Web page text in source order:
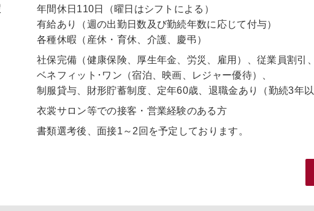
年間休日110日（曜日はシフトによる）
有給あり（週の出勤日数及び勤続年数に応じて付与）
各種休暇（産休・育休、介護、慶弔）
社保完備（健康保険、厚生年金、労災、雇用）、従業員割引、
ベネフィット･ワン（宿泊、映画、レジャー優待）、
制服貸与、財形貯蓄制度、定年60歳、退職金あり（勤続3年以
衣裳サロン等での接客・営業経験のある方
書類選考後、面接1～2回を予定しております。